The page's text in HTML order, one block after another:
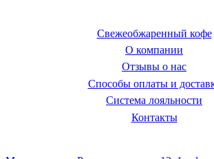
Свежеобжаренный кофе
О компании
Отзывы о нас
Способы оплаты и
Система лояльности
Контакты